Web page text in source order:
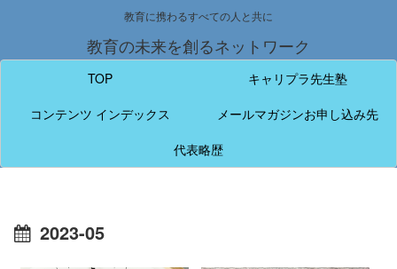
教育に携わるすべての人と共に
教育の未来を創るネットワーク
TOP
キャリプラ先生塾
コンテンツ インデックス
メールマガジンお申し込み先
代表略歴
2023-05